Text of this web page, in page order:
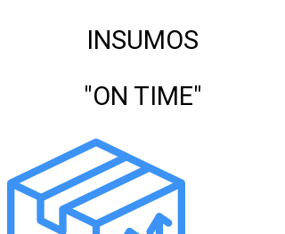
INSUMOS
"ON TIME"